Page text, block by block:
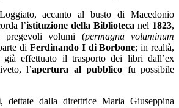
accanto al busto di Macedonio
l’istituzione della Biblioteca nel 1823,
pregevoli volumi (permagna voluminum
diFerdinando I di Borbone; in realtà,
già effettuato il trasporto dei libri dall’ex
l’apertura al pubblico fu possibile
, dettate dalla direttrice Maria Giuseppina